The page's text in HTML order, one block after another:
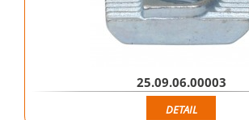
25.09.06.00003
DETAIL